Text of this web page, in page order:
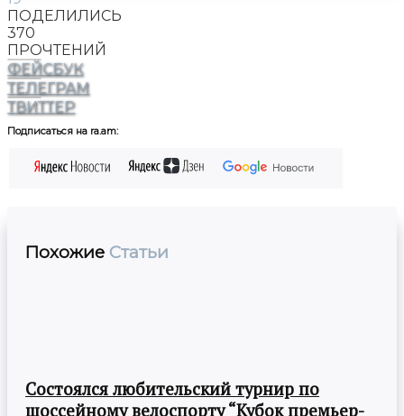
ПОДЕЛИЛИСЬ
370
ПРОЧТЕНИЙ
ФЕЙСБУК
ТЕЛЕГРАМ
ТВИТТЕР
Подписаться на ra.am:
Похожие Статьи
Состоялся любительский турнир по
шоссейному велоспорту “Кубок премьер-